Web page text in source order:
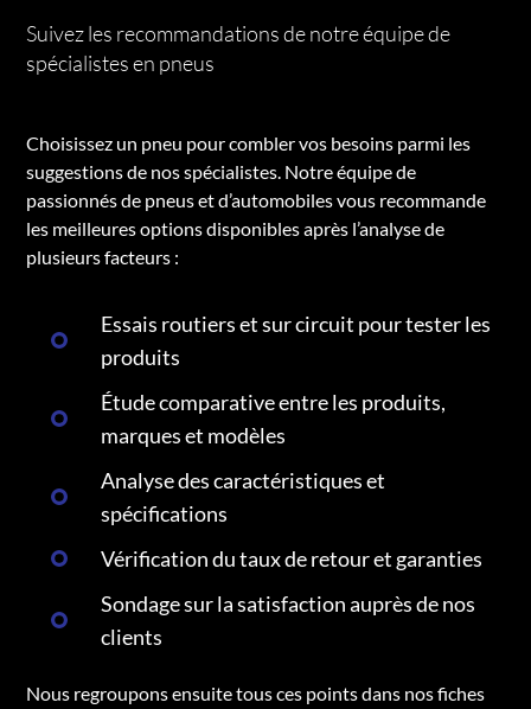
Suivez les recommandations de notre équipe de
spécialistes en pneus
Choisissez un pneu pour combler vos besoins parmi les
suggestions de nos spécialistes. Notre équipe de
passionnés de pneus et d’automobiles vous recommande
les meilleures options disponibles après l’analyse de
plusieurs facteurs :
Essais routiers et sur circuit pour tester les
produits
Étude comparative entre les produits,
marques et modèles
Analyse des caractéristiques et
spécifications
Vérification du taux de retour et garanties
Sondage sur la satisfaction auprès de nos
clients
Nous regroupons ensuite tous ces points dans nos fiches